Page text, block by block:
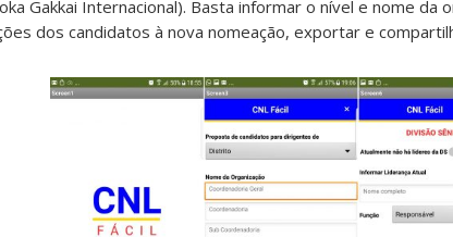
Gakkai Internacional). Basta informar o nível e nome da
dos candidatos à nova nomeação, exportar e